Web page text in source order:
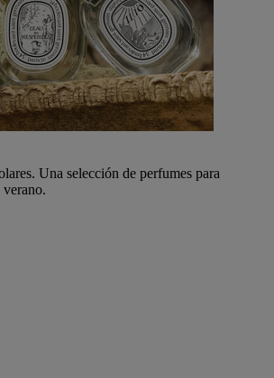
Una selección de perfumes para
verano.